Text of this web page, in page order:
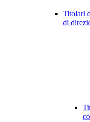
Titolari
di